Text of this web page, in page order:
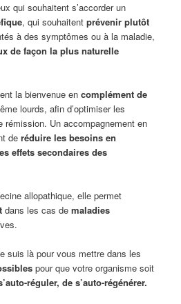
qui souhaitent s’accorder un
, qui souhaitentprévenir plutôt
à des symptômes ou à la maladie,
de façon la plus naturelle
la bienvenue encomplément de
lourds, afin d’optimiser les
rémission. Un accompagnement en
deréduire les besoins en
effets secondaires des
allopathique, elle permet
dans les cas demaladies
suis là pour vous mettre dans les
pour que votre organisme soit
réguler, de s’auto-régénérer.